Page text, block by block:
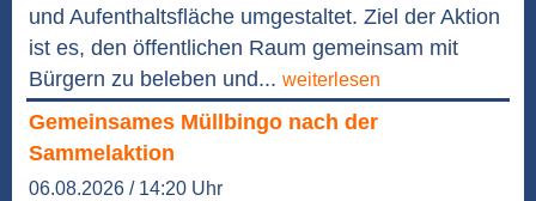
und Aufenthaltsfläche umgestaltet. Ziel der Aktion
ist es, den öffentlichen Raum gemeinsam mit
Bürgern zu beleben und... weiterlesen
Gemeinsames Müllbingo nach der
Sammelaktion
06.08.2026 / 14:20 Uhr